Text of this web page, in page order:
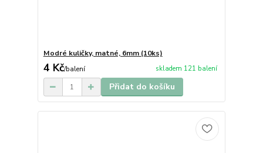
Modré kuličky, matné, 6mm (10ks)
4 Kč/balení skladem 121 balení
Přidat do košíku